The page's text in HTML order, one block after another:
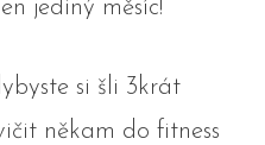
jediný měsíc!
si šli 3krát
někam do fitness